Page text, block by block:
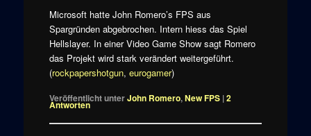
Microsoft hatte John Romero’s FPS aus
Spargründen abgebrochen. Intern hiess das Spiel
Hellslayer. In einer Video Game Show sagt Romero
das Projekt wird stark verändert weitergeführt.
(rockpapershotgun, eurogamer)
Veröffentlicht unterJohn Romero,New FPS |2
Antworten